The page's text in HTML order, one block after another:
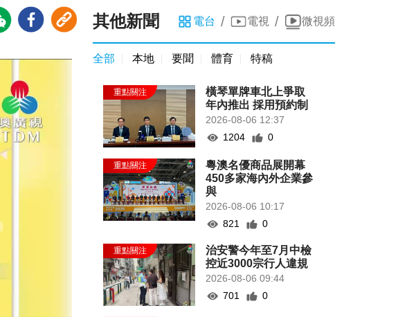
其他新聞 電台 / 電視 / 微視頻
全部 本地 要聞 體育 特稿
橫琴單牌車北上爭取
年內推出 採用預約制
2026-08-06 12:37
1204
0
粵澳名優商品展開幕
450多家海內外企業參
與
2026-08-06 10:17
821
0
治安警今年至7月中檢
控近3000宗行人違規
2026-08-06 09:44
701
0